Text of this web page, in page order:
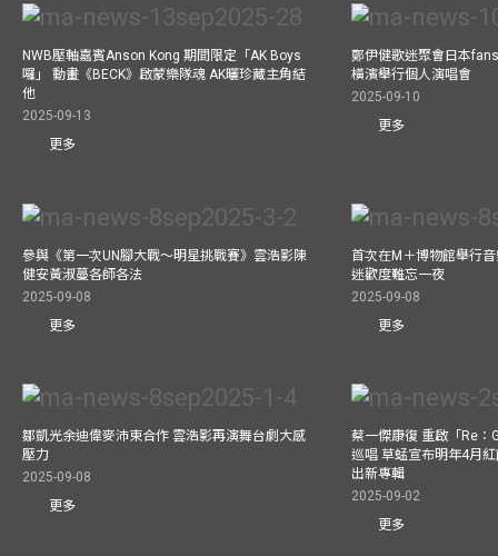
NWB壓軸嘉賓Anson Kong 期間限定「AK Boys
囉」 動畫《BECK》啟蒙樂隊魂 AK曬珍藏主角結
他
2025-09-13
更多
鄭伊健歌迷聚會日本
橫濱舉行個人演唱會
2025-09-10
更多
參與《第一次UN腳大戰～明星挑戰賽》雲浩影陳
健安黃淑蔓各師各法
2025-09-08
更多
首次在M＋博物館舉行
迷歡度難忘一夜
2025-09-08
更多
鄒凱光余迪偉麥沛東合作 雲浩影再演舞台劇大感
壓力
2025-09-08
更多
蔡一傑康復 重啟「Re：
巡唱 草蜢宣布明年4月
出新專輯
2025-09-02
更多